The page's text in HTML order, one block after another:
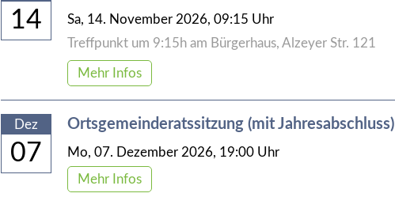
14 Sa, 14. November 2026, 09:15 Uhr
Treffpunkt um 9:15h am Bürgerhaus, Alzeyer Str. 121
Mehr Infos
Dez
07
Ortsgemeinderatssitzung (mit Jahresabschluss)
Mo, 07. Dezember 2026, 19:00Uhr
Mehr Infos